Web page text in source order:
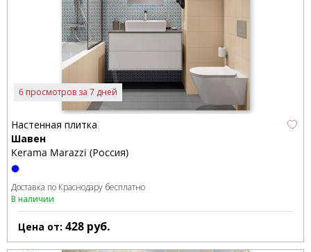
6 просмотров за 7 дней
Настенная плитка
Шавен
Kerama Marazzi (Россия)
Доставка по Краснодару бесплатно
В наличии
Цена от: 428 руб.